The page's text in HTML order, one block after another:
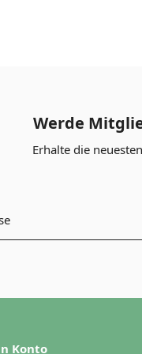
Werde
Erhalte die
Konto